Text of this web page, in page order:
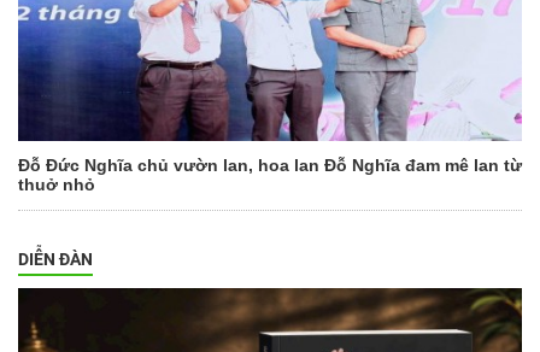
Đỗ Đức Nghĩa chủ vườn lan, hoa lan Đỗ Nghĩa đam mê lan từ
thuở nhỏ
DIỄN ĐÀN